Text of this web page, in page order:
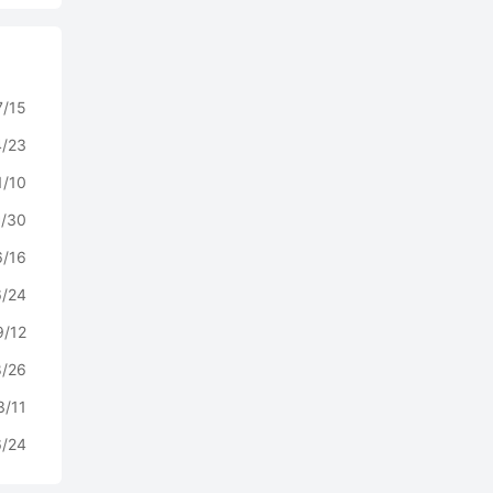
15
23
10
30
16
24
12
26
11
24